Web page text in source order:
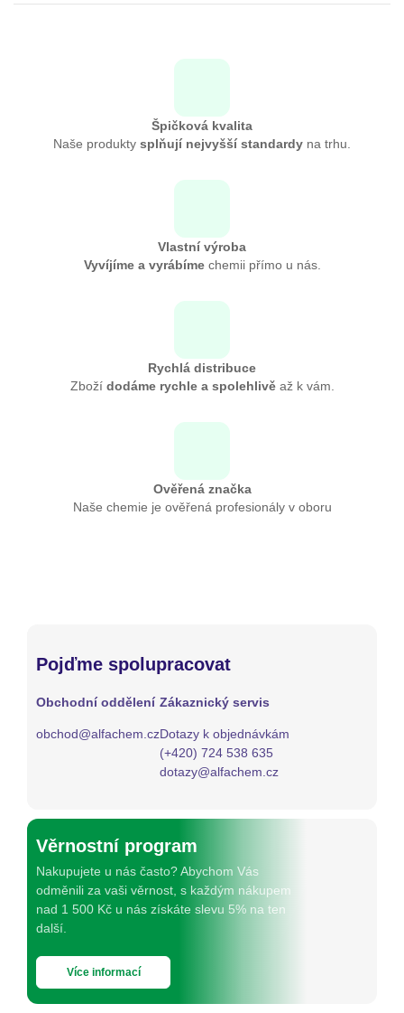
Špičková kvalita
Naše produkty splňují nejvyšší standardy na trhu.
Vlastní výroba
Vyvíjíme a vyrábímechemii přímo u nás.
Rychlá distribuce
Zboží dodáme rychle a spolehlivěaž k vám.
Ověřená značka
Naše chemie je ověřená profesionály v oboru
Pojďme spolupracovat
Obchodní oddělení
obchod@alfachem.cz
Zákaznický servis
Dotazy k objednávkám
(+420) 724 538 635
dotazy@alfachem.cz
Věrnostní program
Nakupujete u nás často? Abychom Vás
odměnili za vaši věrnost, s každým nákupem
nad 1 500 Kč u nás získáte slevu 5% na ten
další.
Více informací